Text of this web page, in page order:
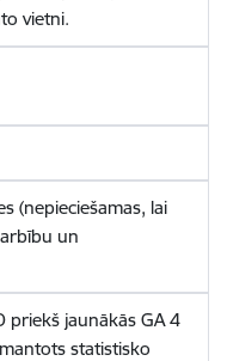
vietni.
(nepieciešamas, lai
un
priekš jaunākās GA 4
statistisko